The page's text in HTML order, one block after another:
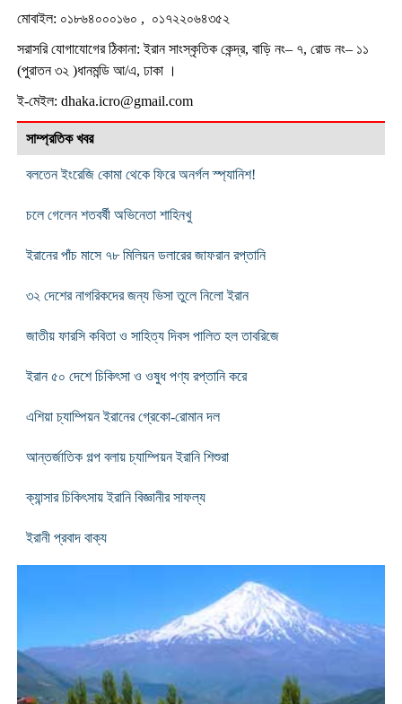
মোবাইল: ০১৮৬৪০০০১৬০ , ০১৭২২০৬৪৩৫২
সরাসরি যোগাযোগের ঠিকানা: ইরান সাংস্কৃতিক কেন্দ্র, বাড়ি নং– ৭, রোড নং– ১১
(পুরাতন ৩২ )ধানমন্ডি আ/এ, ঢাকা ।
ই-মেইল: dhaka.icro@gmail.com
সাম্প্রতিক খবর
বলতেন ইংরেজি কোমা থেকে ফিরে অনর্গল স্প্যানিশ!
চলে গেলেন শতবর্ষী অভিনেতা শাহিনখু
ইরানের পাঁচ মাসে ৭৮ মিলিয়ন ডলারের জাফরান রপ্তানি
৩২ দেশের নাগরিকদের জন্য ভিসা তুলে নিলো ইরান
জাতীয় ফারসি কবিতা ও সাহিত্য দিবস পালিত হল তাবরিজে
ইরান ৫০ দেশে চিকিৎসা ও ওষুধ পণ্য রপ্তানি করে
এশিয়া চ্যাম্পিয়ন ইরানের গ্রেকো-রোমান দল
আন্তর্জাতিক গল্প বলায় চ্যাম্পিয়ন ইরানি শিশুরা
ক্যান্সার চিকিৎসায় ইরানি বিজ্ঞানীর সাফল্য
ইরানী প্রবাদ বাক্য